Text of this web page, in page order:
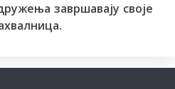
завршавају своје